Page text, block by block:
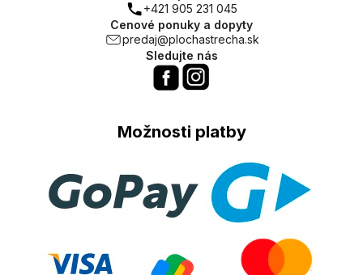
+421 905 231 045
Cenové ponuky a dopyty
predaj@plochastrecha.sk
Sledujte nás
Možnosti platby